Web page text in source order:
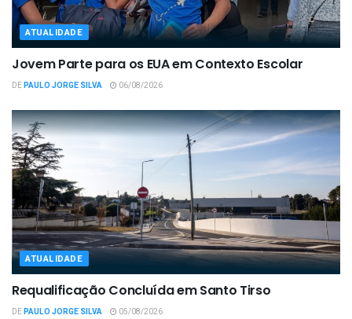
ATUALIDADE
Jovem Parte para os EUA em Contexto Escolar
DEPAULO JORGE SILVA 06/08/2026
ATUALIDADE
Requalificação Concluída em Santo Tirso
DEPAULO JORGE SILVA 05/08/2026